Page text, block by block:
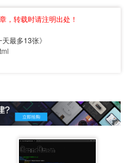
，转载时请注明出处！
天最多13张》